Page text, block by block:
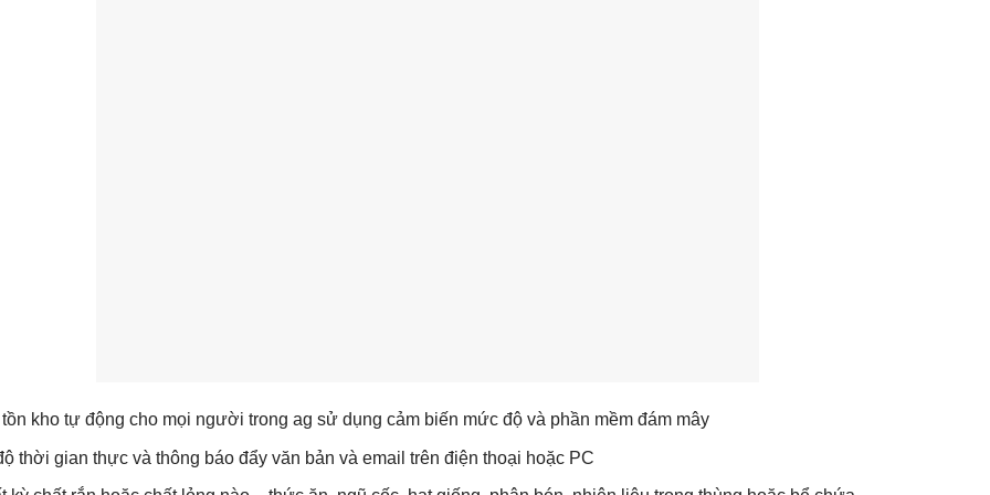
tồn kho tự động cho mọi người trong ag sử dụng cảm biến mức độ và phần mềm đám mây
thời gian thực và thông báo đẩy văn bản và email trên điện thoại hoặc PC